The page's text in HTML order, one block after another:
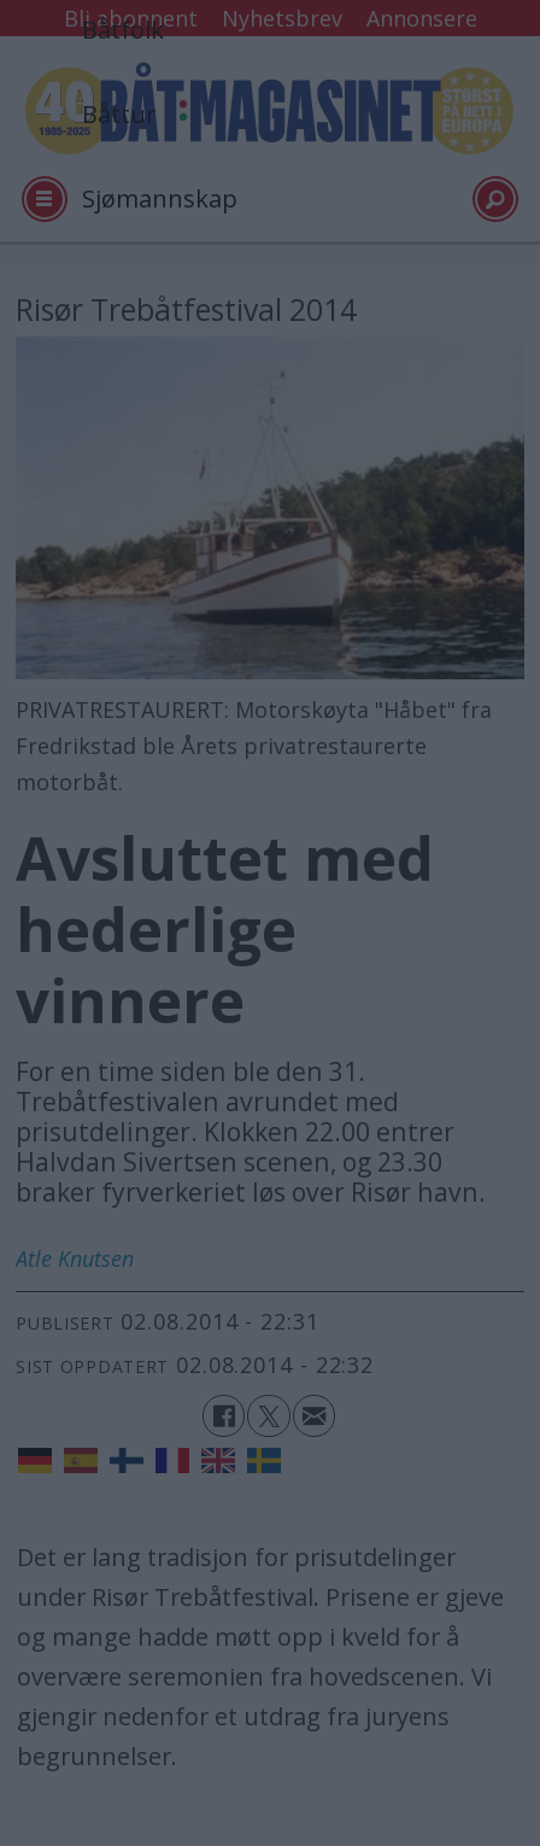
Bli abonnent Nyhetsbrev Annonsere
Båtfolk
Båttur
Sjømannskap
Logg inn
Risør Trebåtfestival 2014
PRIVATRESTAURERT: Motorskøyta "Håbet" fra
Fredrikstad ble Årets privatrestaurerte
motorbåt.
Avsluttet med
hederlige
vinnere
For en time siden ble den 31.
Trebåtfestivalen avrundet med
prisutdelinger. Klokken 22.00 entrer
Halvdan Sivertsen scenen, og 23.30
braker fyrverkeriet løs over Risør havn.
Atle Knutsen
PUBLISERT 02.08.2014 - 22:31
SIST OPPDATERT 02.08.2014 - 22:32
Det er lang tradisjon for prisutdelinger
under Risør Trebåtfestival. Prisene er gjeve
og mange hadde møtt opp i kveld for å
overvære seremonien fra hovedscenen. Vi
gjengir nedenfor et utdrag fra juryens
begrunnelser.